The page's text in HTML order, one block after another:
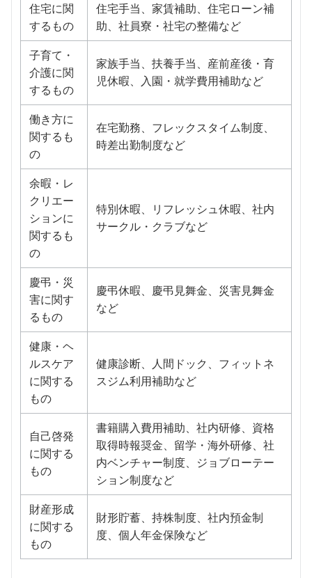
住宅に関
するもの
住宅手当、家賃補助、住宅ローン補
助、社員寮・社宅の整備など
子育て・
介護に関
するもの
家族手当、扶養手当、産前産後・育
児休暇、入園・就学費用補助など
働き方に
関するも
の
在宅勤務、フレックスタイム制度、
時差出勤制度など
余暇・レ
クリエー
ションに
関するも
の
特別休暇、リフレッシュ休暇、社内
サークル・クラブなど
慶弔・災
害に関す
るもの
慶弔休暇、慶弔見舞金、災害見舞金
など
健康・ヘ
ルスケア
に関する
もの
健康診断、人間ドック、フィットネ
スジム利用補助など
自己啓発
に関する
もの
書籍購入費用補助、社内研修、資格
取得時報奨金、留学・海外研修、社
内ベンチャー制度、ジョブローテー
ション制度など
財産形成
に関する
もの
財形貯蓄、持株制度、社内預金制
度、個人年金保険など